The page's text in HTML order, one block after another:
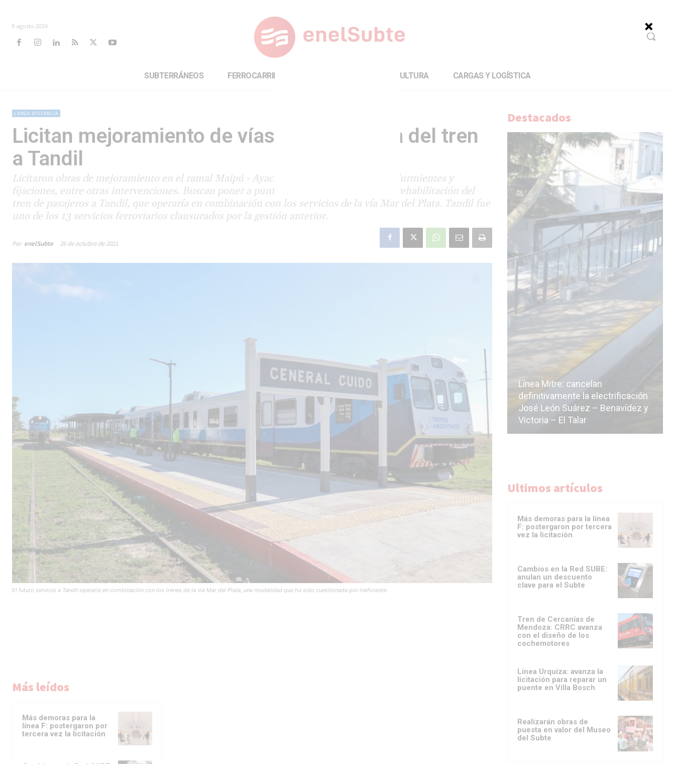
8 agosto 2026
SUBTERRÁNEOS FERROCARRILES CULTURA CARGAS Y LOGÍSTICA
LARGA DISTANCIA
Licitan mejoramiento de vías para la vuelta del tren
a Tandil
Licitaron obras de mejoramiento en el ramal Maipú - Ayacucho: reemplazarán rieles, durmientes y
fijaciones, entre otras intervenciones. Buscan poner a punto la infraestructura para la rehabilitación del
tren de pasajeros a Tandil, que operaría en combinación con los servicios de la vía Mar del Plata. Tandil fue
uno de los 13 servicios ferroviarios clausurados por la gestión anterior.
Por enelSubte 26 de octubre de 2021
El futuro servicio a Tandil operaría en combinación con los trenes de la vía Mar del Plata, una modalidad que ha sido cuestionada por ineficiente.
Más leídos
Más demoras para la
línea F: postergaron por
tercera vez la licitación
Destacados
Malestar en el sector privado por
los cambios sin fin al proyecto de
la línea F
Línea Mitre: dieron oficialmente
de baja la construcción de la
estación Nordelta
Línea Mitre: cancelan
definitivamente la electrificación
José León Suárez – Benavídez y
Victoria – El Talar
Ultimos artículos
Más demoras para la línea
F: postergaron por tercera
vez la licitación
Cambios en la Red SUBE:
anulan un descuento
clave para el Subte
Tren de Cercanías de
Mendoza: CRRC avanza
con el diseño de los
cochemotores
Línea Urquiza: avanza la
licitación para reparar un
puente en Villa Bosch
Realizarán obras de
puesta en valor del Museo
del Subte